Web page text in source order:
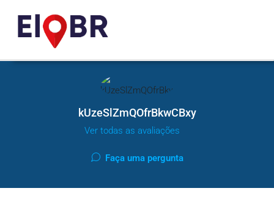
kUzeSlZmQOfrBkwCBxy
Ver todas as avaliações
Faça uma pergunta